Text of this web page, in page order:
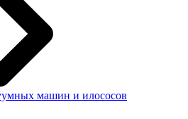
машин и илососов